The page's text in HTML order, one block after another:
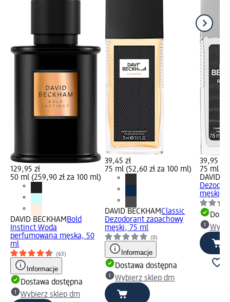
129,95 zł
50 ml (259,90 zł za 100 ml)
DAVID BECKHAMBold
Instinct Woda
perfumowana męska, 50
ml
(63)
Informacje
Dostawa dostępna
Wybierz sklep dm
39,45 zł
75 ml (52,60 zł za 100 ml)
DAVID BECKHAMClassic
Dezodorant zapachowy
męski, 75 ml
(0)
Informacje
Dostawa dostępna
Wybierz sklep dm
39,95 zł
75 ml
DAVID
męski,